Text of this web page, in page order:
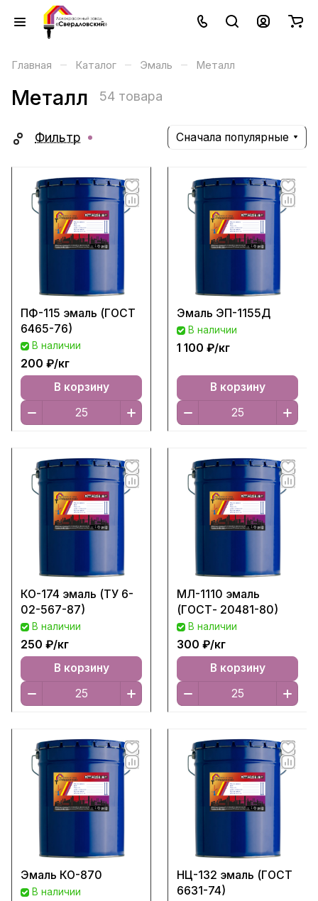
Главная – Каталог – Эмаль – Металл
Металл 54 товара
Фильтр Сначала популярные
ПФ-115 эмаль (ГОСТ
6465-76)
В наличии
200 ₽/кг
В корзину
Эмаль ЭП-1155Д
В наличии
1 100 ₽/кг
В корзину
КО-174 эмаль (ТУ 6-
02-567-87)
В наличии
250 ₽/кг
В корзину
МЛ-1110 эмаль
(ГОСТ- 20481-80)
В наличии
300 ₽/кг
В корзину
Эмаль КО-870
В наличии
НЦ-132 эмаль (ГОСТ
6631-74)